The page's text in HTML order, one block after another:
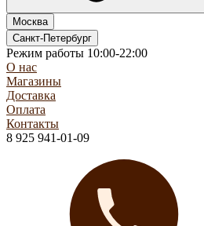
Москва
Санкт-Петербург
Режим работы 10:00-22:00
О нас
Магазины
Доставка
Оплата
Контакты
8 925 941-01-09